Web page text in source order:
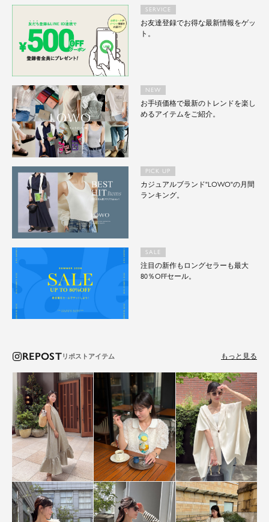
SERVICE
お友達登録でお得な最新情報をゲッ
ト。
NEW
お手頃価格で最新のトレンドを楽し
めるアイテムをご紹介。
PICK UP
カジュアルブランド"LOWO"の月間
ランキング。
SALE
注目の新作もロングセラーも最大
80％OFFセール。
REPOST もっと見る